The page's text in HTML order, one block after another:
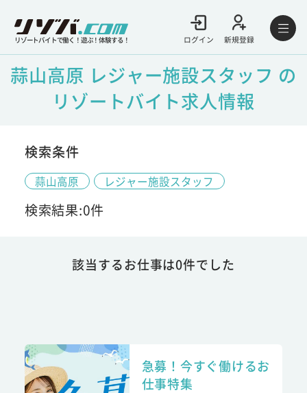
リゾートバイトで働く！遊ぶ！体験する！ ログイン 新規登録
蒜山高原 レジャー施設スタッフ の
リゾートバイト求人情報
検索条件
蒜山高原 レジャー施設スタッフ
検索結果:0件
該当するお仕事は0件でした
急募！今すぐ働けるお
仕事特集